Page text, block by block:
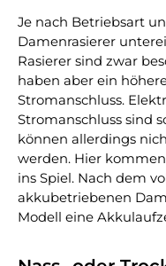
Je nach Betriebsart
Damenrasierer
Rasierer sind zwar
haben aber ein
Stromanschluss.
Stromanschluss sind
können allerdings
werden. Hier
ins Spiel. Nach dem
akkubetriebenen
Modell eine